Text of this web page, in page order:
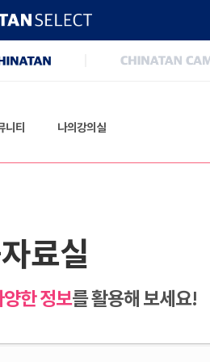
니티 나의강의실
료실
양한 정보를 활용해 보세요!